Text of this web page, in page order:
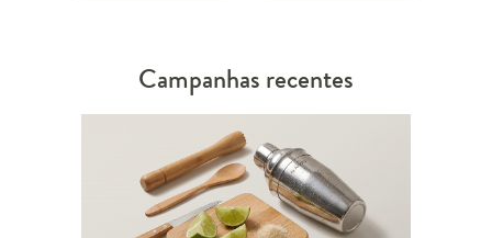
Campanhas recentes